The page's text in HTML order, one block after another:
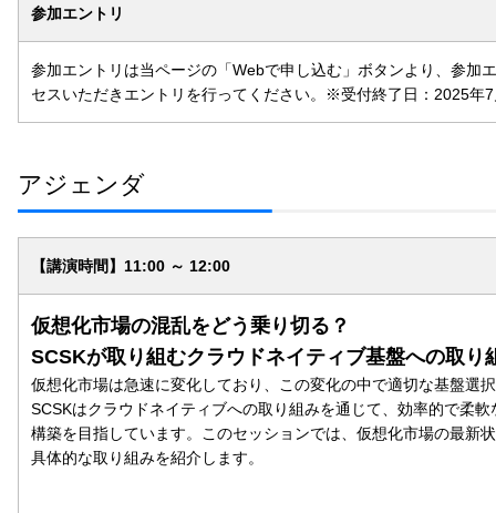
参加エントリ
参加エントリは当ページの「Webで申し込む」ボタンより、参加
セスいただきエントリを行ってください。※受付終了日：2025年
アジェンダ
【講演時間】11:00 ～ 12:00
仮想化市場の混乱をどう乗り切る？
SCSKが取り組むクラウドネイティブ基盤への取り
仮想化市場は急速に変化しており、この変化の中で適切な基盤選
SCSKはクラウドネイティブへの取り組みを通じて、効率的で柔軟
構築を目指しています。このセッションでは、仮想化市場の最新
具体的な取り組みを紹介します。